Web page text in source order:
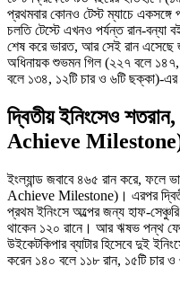
প্রথমবার কোনও টেস্ট ম্যাচে একসঙ্গে
চলতি টেস্টে এখনও পর্যন্ত রান-বন্যা
শেষ করে ভারত, আর সেই রান এসেছে
অধিনায়ক শুভমন গিল (২২৭ বলে
বলে ১৩৪, ১২টি চার ও ৬টি ছক্কা)-
দ্বিতীয় ইনিংসেও
Achieve
ইংল্যান্ড জবাবে ৪৬৫ রান করে, ফলে
Achieve Milestone)। এরপর
প্রথম ইনিংসে অল্পের জন্য হাফ-
থাকেন ১২০ রানে। আর ঋষভ পন্থ
উইকেটকিপার ব্যাটার হিসেবে দুই
করেন ১৪০ বলে ১১৮ রান, ১৫টি চার